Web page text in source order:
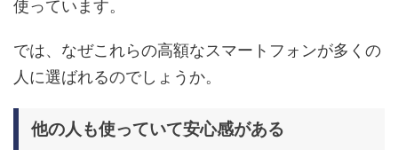
使っています。
では、なぜこれらの高額なスマートフォンが多くの
人に選ばれるのでしょうか。
他の人も使っていて安心感がある